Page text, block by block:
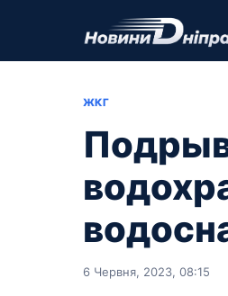
ЖКГ
6 Червня, 2023, 08:15